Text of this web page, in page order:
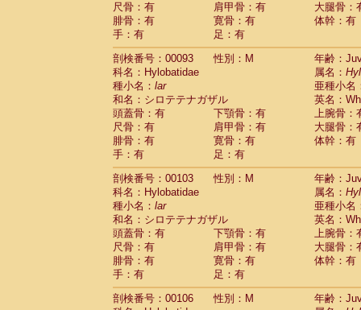
尺骨：有
肩甲骨：有
大腿骨：
腓骨：有
寛骨：有
体幹：有
手：有
足：有
剖検番号：00093
性別：M
年齢：
科名：Hylobatidae
属名：
種小名： lar
亜種小名
和名：シロテテナガザル
英名：
頭蓋骨：有
下顎骨：有
上腕骨：
尺骨：有
肩甲骨：有
大腿骨：
腓骨：有
寛骨：有
体幹：有
手：有
足：有
剖検番号：00103
性別：M
年齢：
科名：Hylobatidae
属名：
種小名： lar
亜種小名
和名：シロテテナガザル
英名：
頭蓋骨：有
下顎骨：有
上腕骨：
尺骨：有
肩甲骨：有
大腿骨：
腓骨：有
寛骨：有
体幹：有
手：有
足：有
剖検番号：00106
性別：M
年齢：